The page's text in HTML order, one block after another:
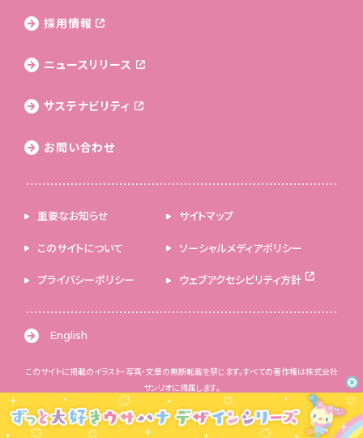
採用情報
ニュースリリース
サステナビリティ
お問い合わせ
重要なお知らせ サイトマップ
このサイトについて ソーシャルメディアポリシー
プライバシーポリシー ウェブアクセシビリティ方針
English
このサイトに掲載のイラスト・写真・文章の無断転載を禁じます。すべての著作権は株式会社
サンリオに帰属します。
© 2026 SANRIO CO., LTD. 著作 株式会社サンリオ